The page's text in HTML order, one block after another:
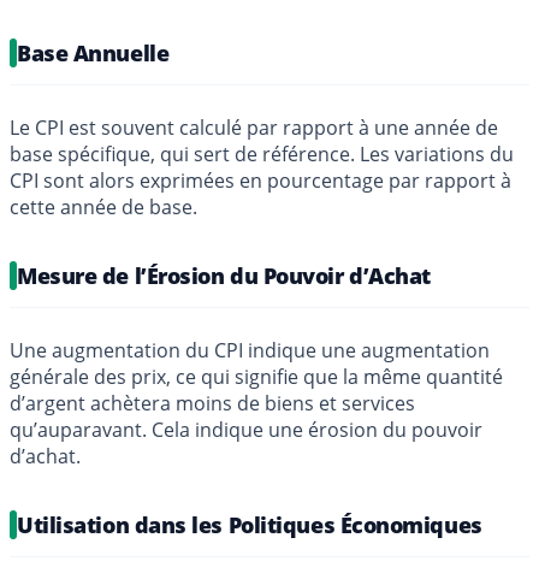
Base Annuelle
Le CPI est souvent calculé par rapport à une année de
base spécifique, qui sert de référence. Les variations du
CPI sont alors exprimées en pourcentage par rapport à
cette année de base.
Mesure de l’Érosion du Pouvoir d’Achat
Une augmentation du CPI indique une augmentation
générale des prix, ce qui signifie que la même quantité
d’argent achètera moins de biens et services
qu’auparavant. Cela indique une érosion du pouvoir
d’achat.
Utilisation dans les Politiques Économiques